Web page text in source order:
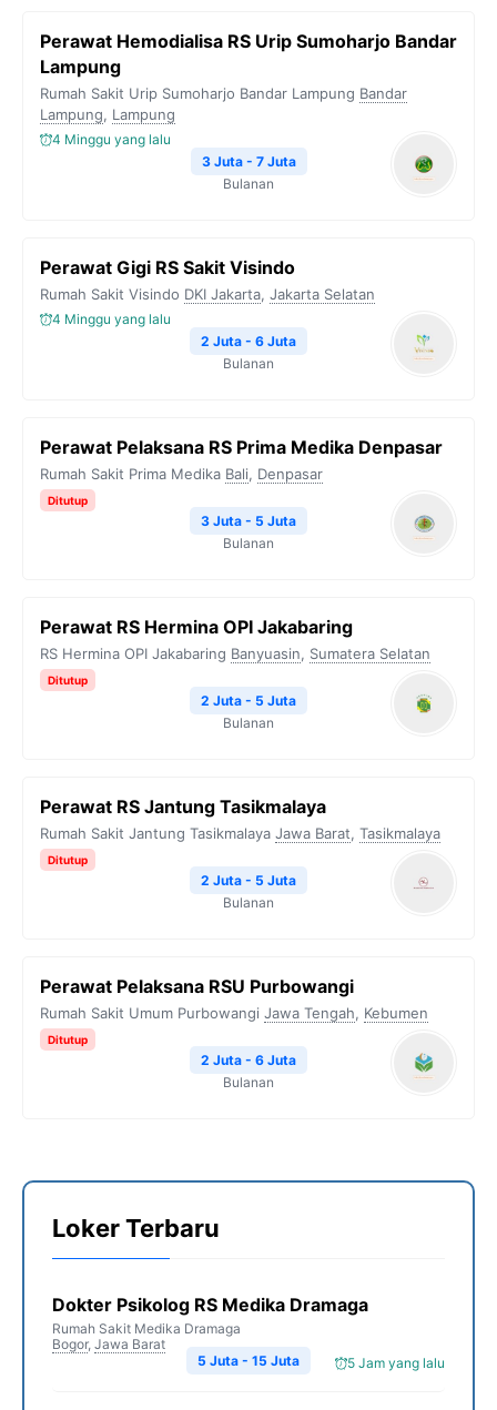
Perawat Hemodialisa RS Urip Sumoharjo Bandar
Lampung
Rumah Sakit Urip Sumoharjo Bandar Lampung Bandar
Lampung, Lampung
4 Minggu yang lalu
3 Juta - 7 Juta
Bulanan
Perawat Gigi RS Sakit Visindo
Rumah Sakit Visindo DKI Jakarta, Jakarta Selatan
4 Minggu yang lalu
2 Juta - 6 Juta
Bulanan
Perawat Pelaksana RS Prima Medika Denpasar
Rumah Sakit Prima Medika Bali, Denpasar
Ditutup
3 Juta - 5 Juta
Bulanan
Perawat RS Hermina OPI Jakabaring
RS Hermina OPI Jakabaring Banyuasin, Sumatera Selatan
Ditutup
2 Juta - 5 Juta
Bulanan
Perawat RS Jantung Tasikmalaya
Rumah Sakit Jantung Tasikmalaya Jawa Barat, Tasikmalaya
Ditutup
2 Juta - 5 Juta
Bulanan
Perawat Pelaksana RSU Purbowangi
Rumah Sakit Umum Purbowangi Jawa Tengah, Kebumen
Ditutup
2 Juta - 6 Juta
Bulanan
Loker Terbaru
Dokter Psikolog RS Medika Dramaga
Rumah Sakit Medika Dramaga
Bogor, Jawa Barat
5 Jam yang lalu
5 Juta - 15 Juta